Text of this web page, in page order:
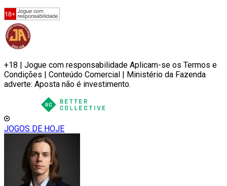
+18 | Jogue com responsabilidade Aplicam-se os Termos e
Condições | Conteúdo Comercial | Ministério da Fazenda
adverte: Aposta não é investimento.
JOGOS DE HOJE